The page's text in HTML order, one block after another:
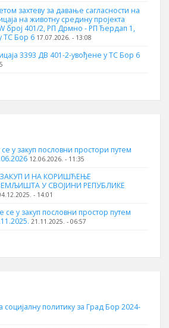
захтеву за давање сагласности на
на животну средину пројекта
број 401/2, РП Дрмно - РП Ђердап 1,
ТС Бор 6 17.07.2026. - 13:08
3393 ДВ 401-2-увођене у ТС Бор 6
у закуп пословни простори путем
12.06.2026. - 11:35
И НА КОРИШЋЕЊЕ
У СВОЈИНИ РЕПУБЛИКЕ
- 14:01
се у закуп пословни простор путем
21.11.2025. - 06:57
социјалну политику за Град Бор 2024-